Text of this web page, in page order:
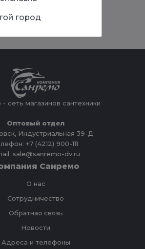
сеть магазинов сантехники
Оптовый отдел
Индустриальная 39-Д
+7 (4212) 900-111
sale@sanremo-dv.ru
Санремо
О нас
Сотрудничество
Обратная связь
Новости
Адреса и телефоны
город